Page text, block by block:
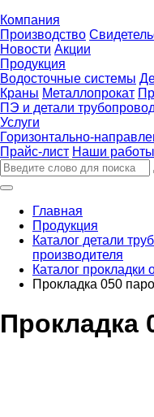
Компания
Производство
Новости Акции
Продукция
Водосточные системы
Краны Металлопрокат
ПЭ и детали
Услуги
Горизонтально-
Прайс-лист Наши работы
Главная
Продукция
Каталог детали
производителя
Каталог прокладки
Прокладка 050
Прокладка